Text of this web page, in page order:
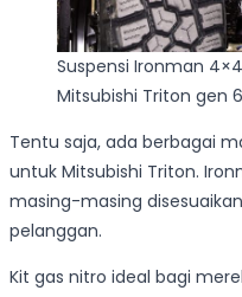
Suspensi Ironman
Mitsubishi Triton gen 6
Tentu saja, ada berbagai
untuk Mitsubishi Triton.
masing-masing
pelanggan.
Kit gas nitro ideal bagi